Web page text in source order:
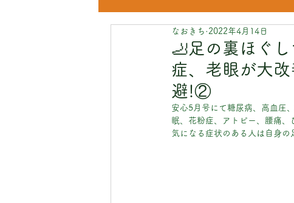
🦶足の裏ほぐ
症、老眼が大
避!②
なおきち 2022年4月14日
安心5月号にて糖尿病、高血圧
眠、花粉症、アトピー、腰痛
気になる症状のある人は自身